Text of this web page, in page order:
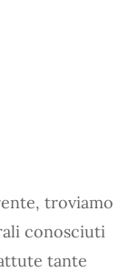
troviamo
conosciuti
tante